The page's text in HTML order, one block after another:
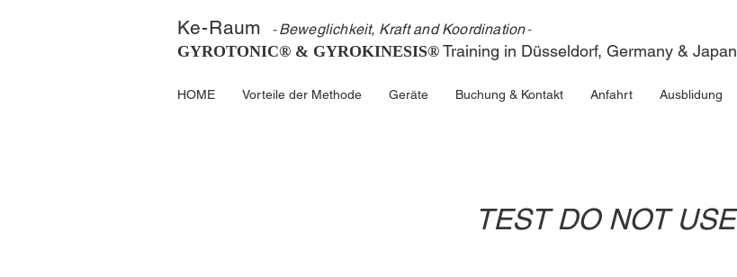
Ke-Raum -Beweglichkeit, Kraft and Koordination-
GYROTONIC® & GYROKINESIS® Training in Düsseldorf, Germany & Japan
HOME Vorteile der Methode Geräte Buchung & Kontakt Anfahrt Ausblidung
TEST DO NOT USE